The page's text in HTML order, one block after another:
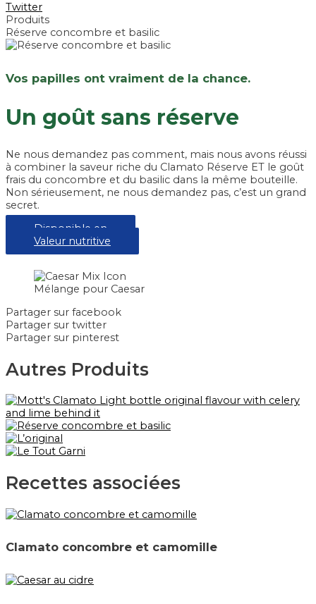
Twitter
Produits
Réserve concombre et basilic
Vos papilles ont vraiment de la chance.
Un goût sans réserve
Ne nous demandez pas comment, mais nous avons réussi
à combiner la saveur riche du Clamato Réserve ET le goût
frais du concombre et du basilic dans la même bouteille.
Non sérieusement, ne nous demandez pas, c’est un grand
secret.
Disponible en
Valeur nutritive
Mélange pour Caesar
Partager sur facebook
Partager sur twitter
Partager sur pinterest
Autres Produits
Recettes associées
Clamato concombre et camomille